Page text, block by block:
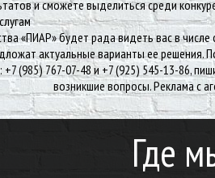
Где
и сможете выделиться среди
«ПИАР» будет рада видеть вас в
актуальные варианты ее
(985) 767-07-48 и +7 (925) 545-13-86,
возникшие вопросы. Реклама с